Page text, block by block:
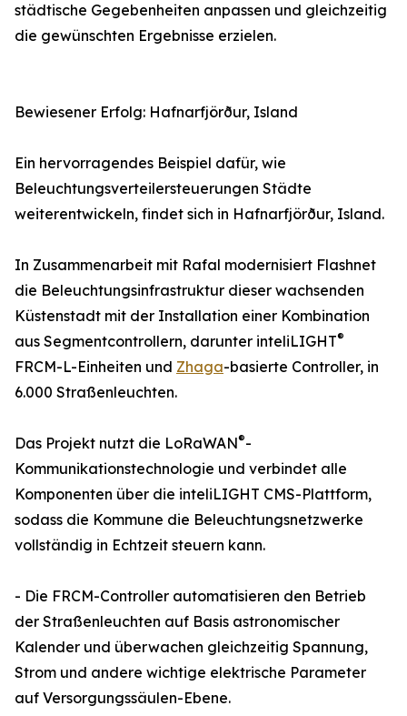
städtische Gegebenheiten anpassen und gleichzeitig
die gewünschten Ergebnisse erzielen.
Bewiesener Erfolg: Hafnarfjörður, Island
Ein hervorragendes Beispiel dafür, wie
Beleuchtungsverteilersteuerungen Städte
weiterentwickeln, findet sich in Hafnarfjörður, Island.
In Zusammenarbeit mit Rafal modernisiert Flashnet
die Beleuchtungsinfrastruktur dieser wachsenden
Küstenstadt mit der Installation einer Kombination
aus Segmentcontrollern, darunter inteliLIGHT®
FRCM-L-Einheiten und Zhaga-basierte Controller, in
6.000 Straßenleuchten.
Das Projekt nutzt die LoRaWAN®-
Kommunikationstechnologie und verbindet alle
Komponenten über die inteliLIGHT CMS-Plattform,
sodass die Kommune die Beleuchtungsnetzwerke
vollständig in Echtzeit steuern kann.
- Die FRCM-Controller automatisieren den Betrieb
der Straßenleuchten auf Basis astronomischer
Kalender und überwachen gleichzeitig Spannung,
Strom und andere wichtige elektrische Parameter
auf Versorgungssäulen-Ebene.